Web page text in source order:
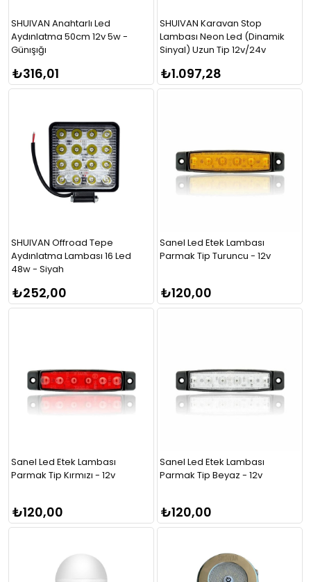
SHUIVAN Anahtarlı Led
Aydınlatma 50cm 12v 5w -
Günışığı
₺316,01
SHUIVAN Karavan Stop
Lambası Neon Led (Dinamik
Sinyal) Uzun Tip 12v/24v
₺1.097,28
SHUIVAN Offroad Tepe
Aydınlatma Lambası 16 Led
48w - Siyah
₺252,00
Sanel Led Etek Lambası
Parmak Tip Turuncu - 12v
₺120,00
Sanel Led Etek Lambası
Parmak Tip Kırmızı - 12v
₺120,00
Sanel Led Etek Lambası
Parmak Tip Beyaz - 12v
₺120,00